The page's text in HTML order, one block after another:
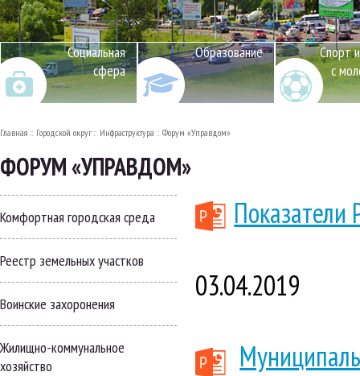
Социальная
сфера
Образование
Спорт
с
Главная Городской округ Инфраструктура Форум «Управдом»
ФОРУМ «УПРАВДОМ»
Комфортная городская среда
Реестр земельных участков
Воинские захоронения
Жилищно-коммунальное
хозяйство
03.04.2019